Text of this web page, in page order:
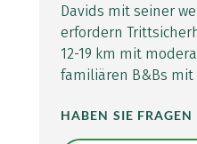
Davids mit seiner
erfordern
12-19 km mit
familiären B&Bs mit
HABEN SIE FRAGEN